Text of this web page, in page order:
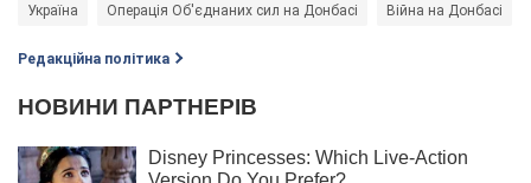
Україна Операція Об'єднаних сил на Донбасі Війна на Донбасі
Редакційна політика